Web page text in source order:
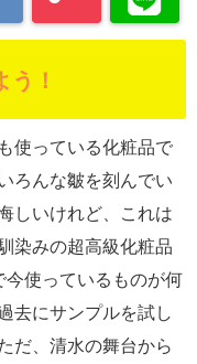
！
使っている化粧品で
ろんな皺を刻んでい
しいけれど、これは
染みの超高級化粧品
使っているものが何
去にサンプルを試し
だ、清水の舞台から